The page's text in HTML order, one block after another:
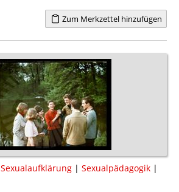
Zum Merkzettel hinzufügen
Sexualaufklärung | Sexualpädagogik |